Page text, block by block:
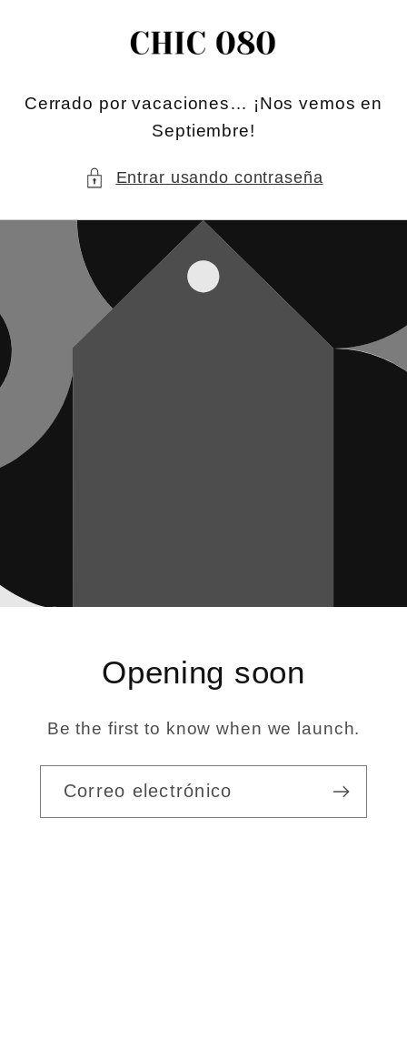
Cerrado por vacaciones… ¡Nos vemos en
Septiembre!
Entrar usando contraseña
Opening soon
Be the first to know when we launch.
Correo electrónico